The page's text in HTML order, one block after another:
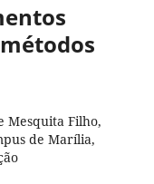
Mesquita Filho,
de Marília,